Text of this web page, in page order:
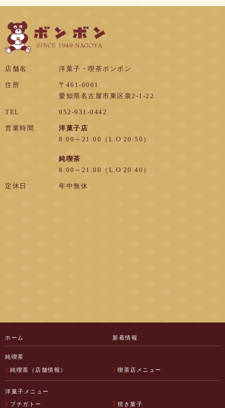
店舗名 洋菓子・喫茶ボンボン
住所
〒461-0001
愛知県名古屋市東区泉2-1-22
TEL 052-931-0442
営業時間
洋菓子店
8:00～21:00（L.O 20:50）
純喫茶
8:00～21:00（L.O 20:40）
定休日 年中無休
ホーム 新着情報
純喫茶
純喫茶（店舗情報） 喫茶店メニュー
洋菓子メニュー
プチガトー 焼き菓子